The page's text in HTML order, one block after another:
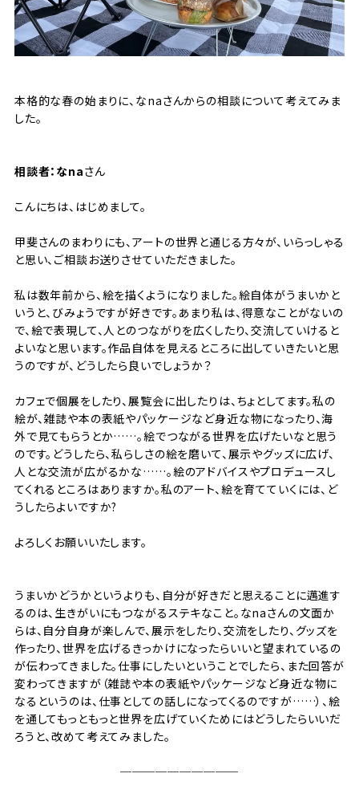
本格的な春の始まりに、なnaさんからの相談について考えてみま
した。
相談者：なnaさん
こんにちは、はじめまして。
甲斐さんのまわりにも、アートの世界と通じる方々が、いらっしゃる
と思い、ご相談お送りさせていただきました。
私は数年前から、絵を描くようになりました。絵自体がうまいかと
いうと、びみょうですが好きです。あまり私は、得意なことがないの
で、絵で表現して、人とのつながりを広くしたり、交流していけると
よいなと思います。作品自体を見えるところに出していきたいと思
うのですが、どうしたら良いでしょうか？
カフェで個展をしたり、展覧会に出したりは、ちょとしてます。私の
絵が、雑誌や本の表紙やパッケージなど身近な物になったり、海
外で見てもらうとか……。絵でつながる世界を広げたいなと思う
のです。どうしたら、私らしさの絵を磨いて、展示やグッズに広げ、
人とな交流が広がるかな……。絵のアドバイスやプロデュースし
てくれるところはありますか。私のアート、絵を育てていくには、ど
うしたらよいですか?
よろしくお願いいたします。
うまいかどうかというよりも、自分が好きだと思えることに邁進す
るのは、生きがいにもつながるステキなこと。なnaさんの文面か
らは、自分自身が楽しんで、展示をしたり、交流をしたり、グッズを
作ったり、世界を広げるきっかけになったらいいと望まれているの
が伝わってきました。仕事にしたいということでしたら、また回答が
変わってきますが（雑誌や本の表紙やパッケージなど身近な物に
なるというのは、仕事としての話しになってくるのですが……）、絵
を通してもっともっと世界を広げていくためにはどうしたらいいだ
ろうと、改めて考えてみました。
──────────